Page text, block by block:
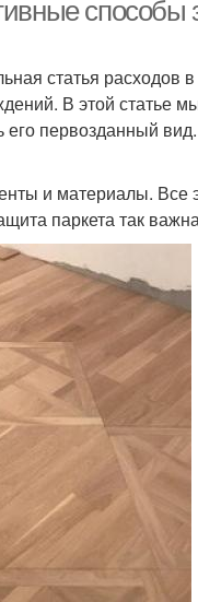
статья расходов
В этой статье
первозданный вид.
и материалы. Все
паркета так